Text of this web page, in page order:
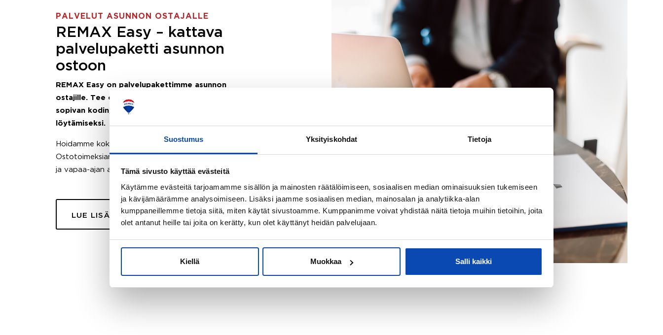
Suostumus Yksityiskohdat Tietoja
Tämä sivusto käyttää evästeitä
Käytämme evästeitä tarjoamamme sisällön ja mainosten räätälöimiseen, sosiaalisen median ominaisuuksien tukemiseen
ja kävijämäärämme analysoimiseen. Lisäksi jaamme sosiaalisen median, mainosalan ja analytiikka-alan
kumppaneillemme tietoja siitä, miten käytät sivustoamme. Kumppanimme voivat yhdistää näitä tietoja muihin tietoihin, joita
olet antanut heille tai joita on kerätty, kun olet käyttänyt heidän palvelujaan.
Kiellä Muokkaa Salli kaikki
PALVELUT ASUNNON OSTAJALLE
REMAX Easy – kattava
palvelupaketti asunnon
ostoon
REMAX Easy on palvelupakettimme asunnon
ostajille. Tee ostotoimeksianto ja etsimme juuri sinulle
sopivan kodin, eikä sinun tarvitse nähdä vaivaa sen
löytämiseksi.
Hoidamme koko ostoprosessin puolestasi.
Ostotoimeksiantopalvelumme sopii myös esimerkiksi sijoitus-
ja vapaa-ajan asuntojen ostoon.
LUE LISÄÄ